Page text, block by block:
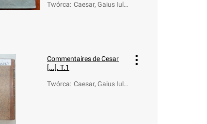
Twórca: Caesar, Gaius Iuli
Commentaires de Cesar
[...]. T.1
Twórca: Caesar, Gaius Iuli